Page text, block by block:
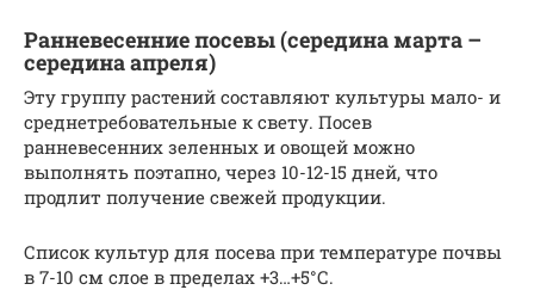
Ранневесенние посевы (середина марта –
середина апреля)
Эту группу растений составляют культуры мало- и
среднетребовательные к свету. Посев
ранневесенних зеленных и овощей можно
выполнять поэтапно, через 10-12-15 дней, что
продлит получение свежей продукции.
Список культур для посева при температуре почвы
в 7-10 см слое в пределах +3…+5°С.